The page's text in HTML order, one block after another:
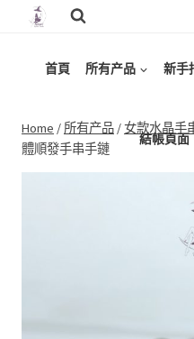
content首頁 所有产品 新手
結帳頁面
Home / 所有产品 /女款水晶手
體順發手串手鏈